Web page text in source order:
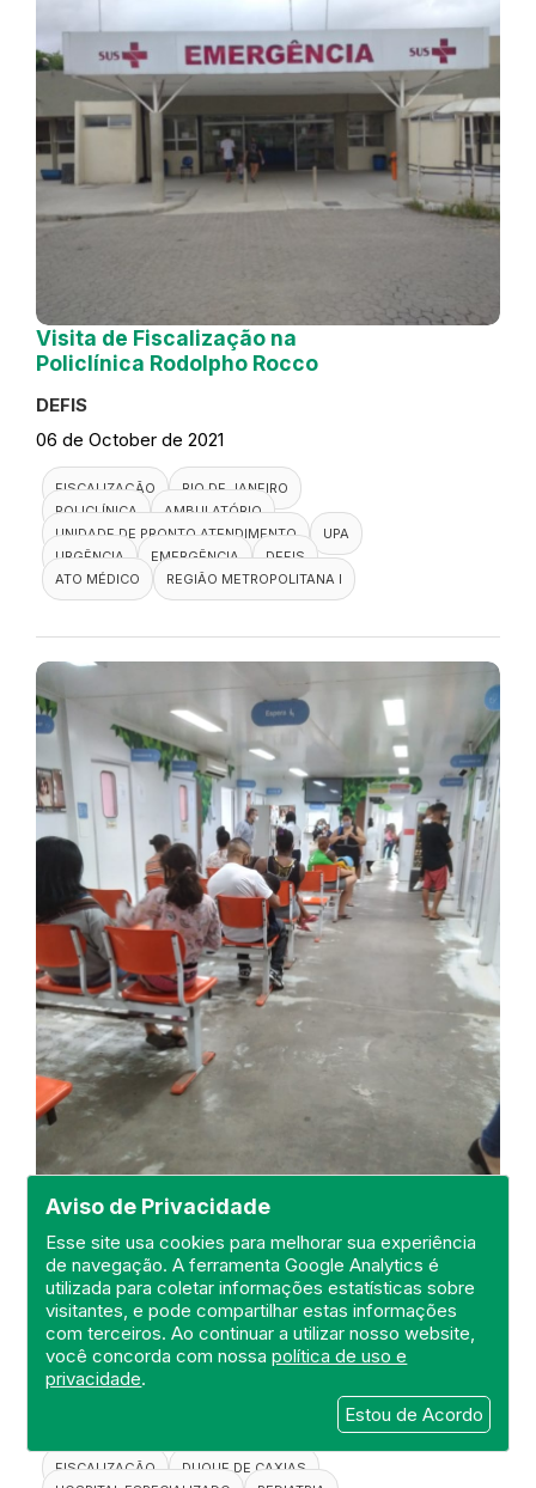
Aviso de Privacidade
Esse site usa cookies para melhorar sua experiência
de navegação. A ferramenta Google Analytics é
utilizada para coletar informações estatísticas sobre
visitantes, e pode compartilhar estas informações
com terceiros. Ao continuar a utilizar nosso website,
você concorda com nossapolítica de uso e
privacidade.
Estou de Acordo
Visita de Fiscalização na
Policlínica Rodolpho Rocco
DEFIS
06 de October de 2021
FISCALIZAÇÃO
RIO DE JANEIRO
POLICLÍNICA
AMBULATÓRIO
UNIDADE DE PRONTO ATENDIMENTO
UPA
URGÊNCIA
EMERGÊNCIA
DEFIS
ATO MÉDICO
REGIÃO METROPOLITANA I
Visita de Fiscalização na Unidade
de Pronto Atendimento -UPA
Infantil Walter Garcia Borges
DEFIS
FISCALIZAÇÃO
DUQUE DE CAXIAS